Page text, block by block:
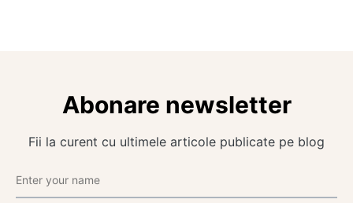
Abonare newsletter
Fii la curent cu ultimele articole publicate pe blog